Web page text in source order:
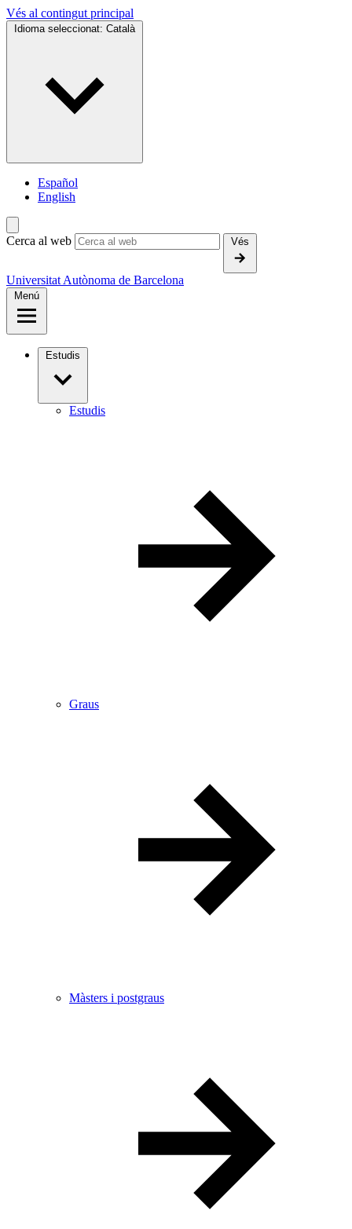
Vés al contingut principal
Idioma seleccionat: Català
Español
English
Cerca al web Vés
Universitat Autònoma de Barcelona
Menú
Estudis
Estudis
Graus
Màsters i postgraus